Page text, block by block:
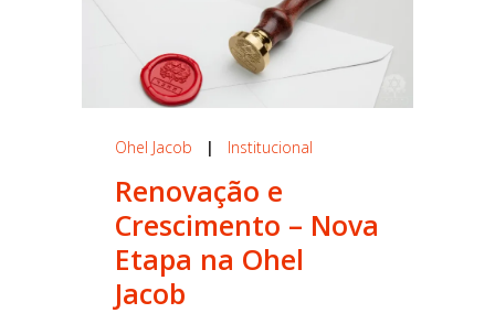
Ohel Jacob | Institucional
Renovação e
Crescimento – Nova
Etapa na Ohel
Jacob